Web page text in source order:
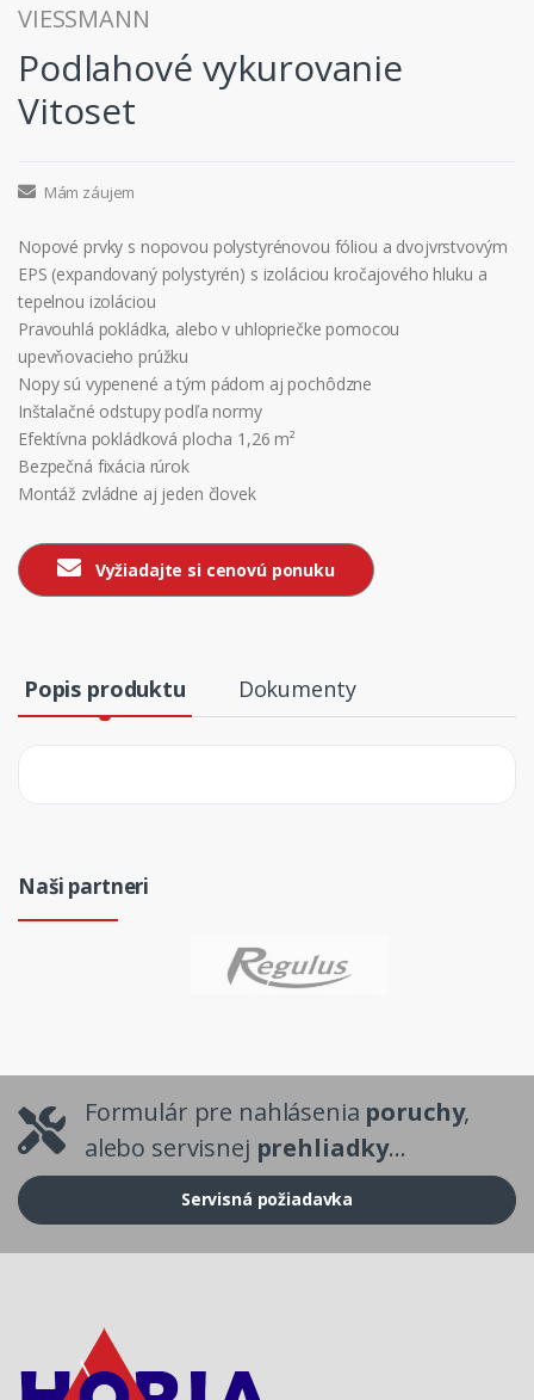
VIESSMANN
Podlahové vykurovanie
Vitoset
Mám záujem
Nopové prvky s nopovou polystyrénovou fóliou a dvojvrstvovým
EPS (expandovaný polystyrén) s izoláciou kročajového hluku a
tepelnou izoláciou
Pravouhlá pokládka, alebo v uhlopriečke pomocou
upevňovacieho prúžku
Nopy sú vypenené a tým pádom aj pochôdzne
Inštalačné odstupy podľa normy
Efektívna pokládková plocha 1,26 m²
Bezpečná fixácia rúrok
Montáž zvládne aj jeden človek
Vyžiadajte si cenovú ponuku
Popis produktu Dokumenty
Naši partneri
Formulár pre nahlásenia poruchy,
alebo servisnej prehliadky...
Servisná požiadavka